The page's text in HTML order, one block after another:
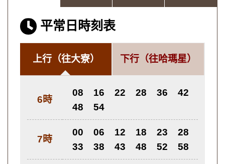
平常日時刻表
上行（往大寮） 下行 （往哈瑪星）
6時
08 16 22 28 36
42
48
54
7時
00 06 12 18 23
28
33
38 43 48 52 58